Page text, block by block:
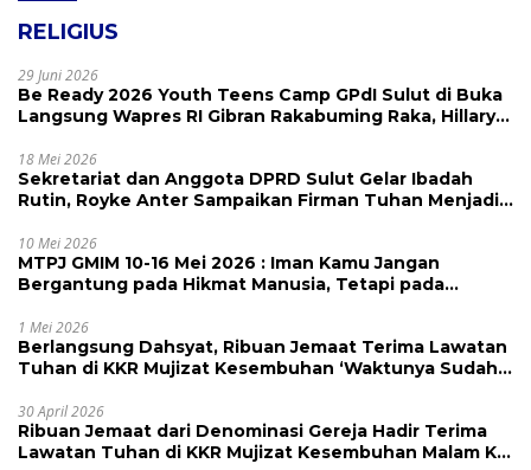
RELIGIUS
29 Juni 2026
Be Ready 2026 Youth Teens Camp GPdI Sulut di Buka
Langsung Wapres RI Gibran Rakabuming Raka, Hillary
18 Mei 2026
Sekretariat dan Anggota DPRD Sulut Gelar Ibadah
Rutin, Royke Anter Sampaikan Firman Tuhan Menjadi
10 Mei 2026
MTPJ GMIM 10-16 Mei 2026 : Iman Kamu Jangan
Bergantung pada Hikmat Manusia, Tetapi pada
1 Mei 2026
Berlangsung Dahsyat, Ribuan Jemaat Terima Lawatan
Tuhan di KKR Mujizat Kesembuhan ‘Waktunya Sudah
30 April 2026
Ribuan Jemaat dari Denominasi Gereja Hadir Terima
Lawatan Tuhan di KKR Mujizat Kesembuhan Malam Ke